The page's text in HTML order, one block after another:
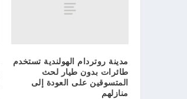
مدينة روتردام الهولندية تستخدم
طائرات بدون طيار لحث
المتسوقين على العودة إلى
منازلهم